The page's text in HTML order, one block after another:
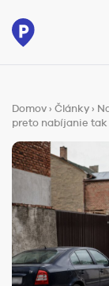
Domov › Články ›
preto nabíjanie